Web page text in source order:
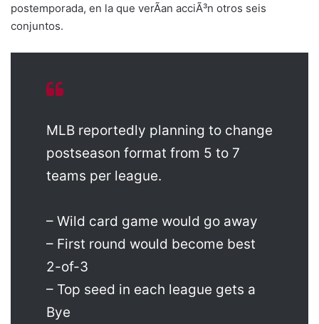
postemporada, en la que verÃ­an acciÃ³n otros seis
conjuntos.
MLB reportedly planning to change
postseason format from 5 to 7
teams per league.
– Wild card game would go away
– First round would become best
2-of-3
– Top seed in each league gets a
Bye